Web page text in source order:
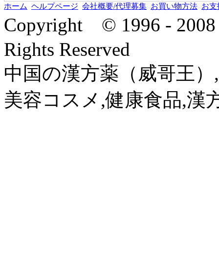
ホーム ヘルプページ 会社概要/代理募集 お買い物方法 お支
Copyright © 1996 -
Rights Reserved
中国の漢方薬（威哥王
美容コスメ,健康食品,漢